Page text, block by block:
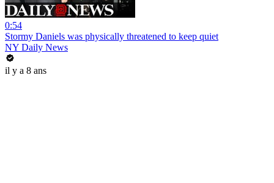
0:54
Stormy Daniels was physically threatened to keep quiet
NY Daily News
il y a 8 ans